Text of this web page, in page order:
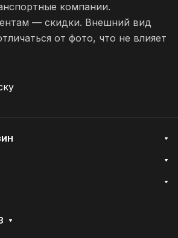
компании.
— скидки. Внешний вид
от фото, что не влияет